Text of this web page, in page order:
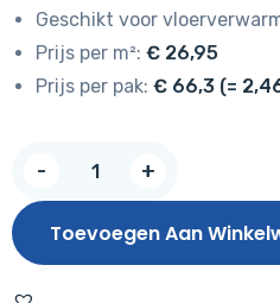
Geschikt voor
Prijs per m²: € 26,95
Prijs per pak: € 66,3 (=
-
XL
V2
Alpe
+
Toevoegen Aan